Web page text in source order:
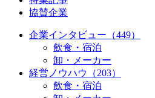
協賛企業
企業インタビュー（449）
飲食・宿泊
卸・メーカー
経営ノウハウ（203）
飲食・宿泊